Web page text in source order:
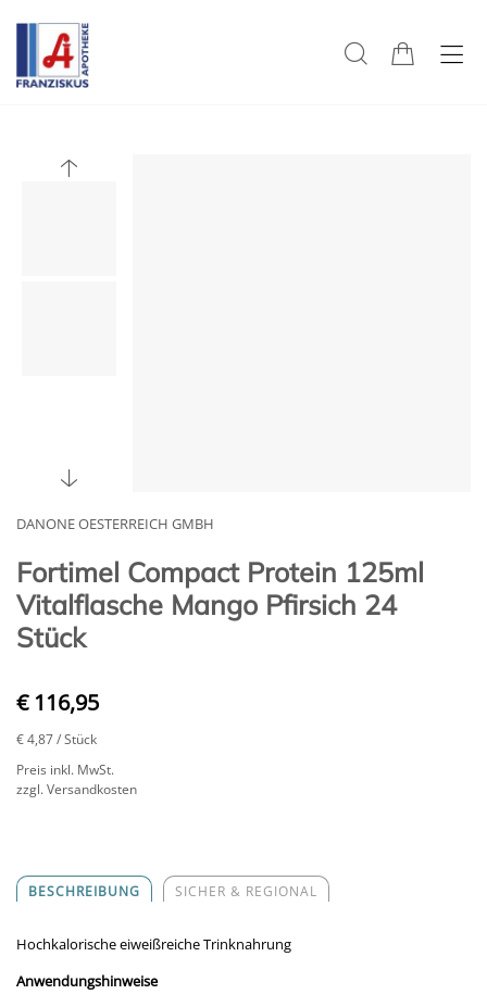
DANONE OESTERREICH GMBH
Fortimel Compact Protein 125ml
Vitalflasche Mango Pfirsich 24
Stück
€ 116,95
€ 4,87/ Stück
Preis inkl. MwSt.
zzgl. Versandkosten
BESCHREIBUNG SICHER & REGIONAL
Hochkalorische eiweißreiche Trinknahrung
Anwendungshinweise